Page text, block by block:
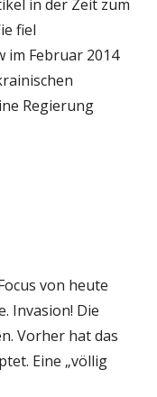
in der Zeit zum
fiel
im Februar 2014
Regierung
von heute
Invasion! Die
Vorher hat das
Eine „völlig